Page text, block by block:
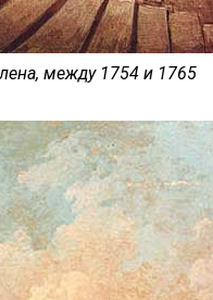
между 1754 и 1765